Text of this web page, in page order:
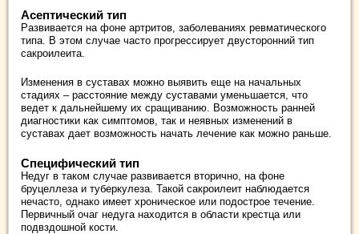
Асептический тип
Развивается на фоне артритов, заболеваниях ревматического
типа. В этом случае часто прогрессирует двусторонний тип
сакроилеита.
Изменения в суставах можно выявить еще на начальных
стадиях – расстояние между суставами уменьшается, что
ведет к дальнейшему их сращиванию. Возможность ранней
диагностики как симптомов, так и неявных изменений в
суставах дает возможность начать лечение как можно раньше.
Специфический тип
Недуг в таком случае развивается вторично, на фоне
бруцеллеза и туберкулеза. Такой сакроилеит наблюдается
нечасто, однако имеет хроническое или подострое течение.
Первичный очаг недуга находится в области крестца или
подвздошной кости.